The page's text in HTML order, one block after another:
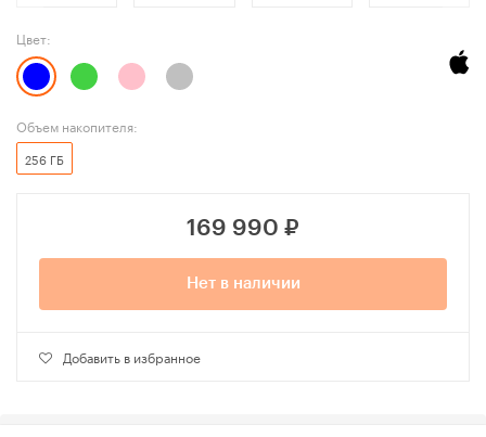
Цвет:
Объем накопителя:
256 ГБ
169 990 ₽
Нет в наличии
Добавить в избранное